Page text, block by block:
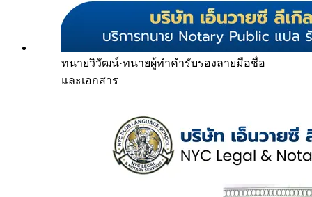
ทนายวิวัฒน์·ทนายผู้ทำคำรับรองลายมือชื่อ
และเอกสาร